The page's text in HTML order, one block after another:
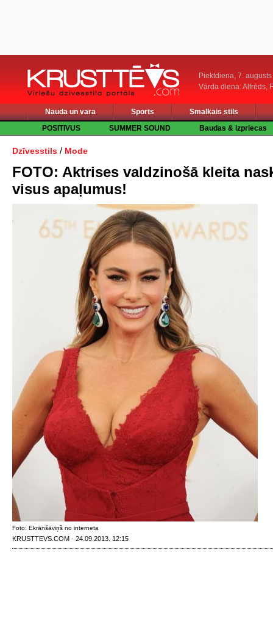
Piektdiena, 7. augusts
Vārda diena: Alfrēds,
Nauda un vara Sports
Smalkais stils
POSITIVUS
SUMMER SOUND Baudas & izpriecas
Dzīvesstils / Mode
FOTO: Aktrises valdzinošā kleita
visus apaļumus!
Foto: Ekrānšāviņš no interneta
KRUSTTEVS.COM · 24.09.2013. 12:15